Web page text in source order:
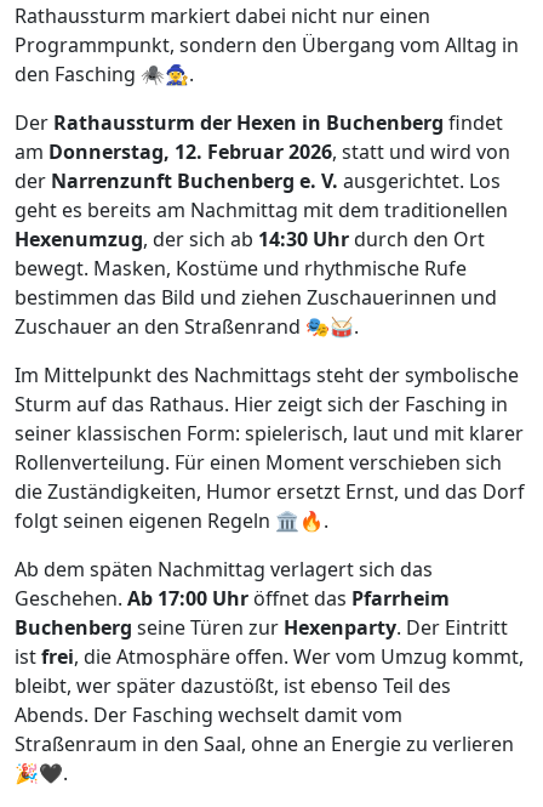
Rathaussturm markiert dabei nicht nur einen
Programmpunkt, sondern den Übergang vom Alltag in
den Fasching 🕷️🧙‍♀️.
Der Rathaussturm der Hexen in Buchenberg findet
am Donnerstag, 12. Februar 2026, statt und wird von
der Narrenzunft Buchenberg e. V. ausgerichtet. Los
geht es bereits am Nachmittag mit dem traditionellen
Hexenumzug, der sich ab 14:30 Uhrdurch den Ort
bewegt. Masken, Kostüme und rhythmische Rufe
bestimmen das Bild und ziehen Zuschauerinnen und
Zuschauer an den Straßenrand 🎭🥁.
Im Mittelpunkt des Nachmittags steht der symbolische
Sturm auf das Rathaus. Hier zeigt sich der Fasching in
seiner klassischen Form: spielerisch, laut und mit klarer
Rollenverteilung. Für einen Moment verschieben sich
die Zuständigkeiten, Humor ersetzt Ernst, und das Dorf
folgt seinen eigenen Regeln 🏛️🔥.
Ab dem späten Nachmittag verlagert sich das
Geschehen. Ab 17:00 Uhr öffnet das Pfarrheim
Buchenberg seine Türen zur Hexenparty. Der Eintritt
istfrei, die Atmosphäre offen. Wer vom Umzug kommt,
bleibt, wer später dazustößt, ist ebenso Teil des
Abends. Der Fasching wechselt damit vom
Straßenraum in den Saal, ohne an Energie zu verlieren
🎉🖤.